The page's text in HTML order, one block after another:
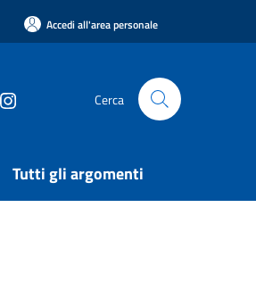
Accedi all'area personale
Cerca
Tutti gli argomenti